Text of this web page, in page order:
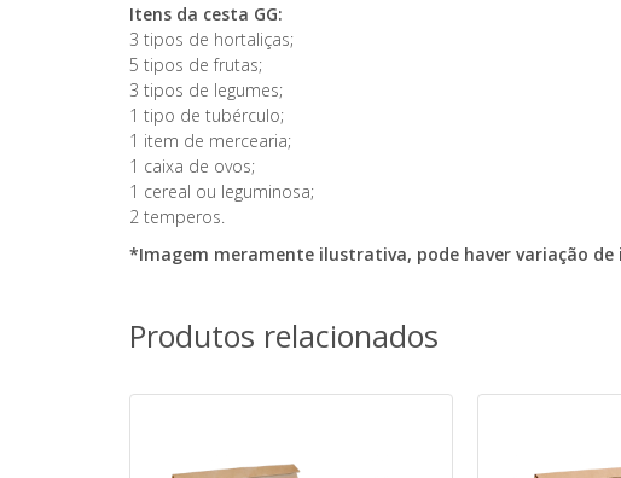
Itens da cesta GG:
3 tipos de hortaliças;
5 tipos de frutas;
3 tipos de legumes;
1 tipo de tubérculo;
1 item de mercearia;
1 caixa de ovos;
1 cereal ou leguminosa;
2 temperos.
*Imagem meramente ilustrativa, pode haver variação
Produtos relacionados